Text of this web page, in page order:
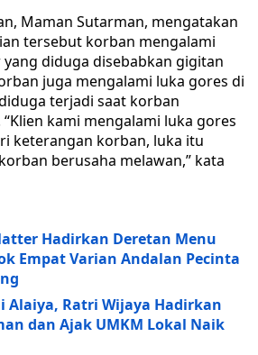
Maman Sutarman, mengatakan
tersebut korban mengalami
diduga disebabkan gigitan
juga mengalami luka gores di
terjadi saat korban
kami mengalami luka gores
keterangan korban, luka itu
berusaha melawan,” kata
Hadirkan Deretan Menu
Empat Varian Andalan Pecinta
Alaiya, Ratri Wijaya Hadirkan
dan Ajak UMKM Lokal Naik